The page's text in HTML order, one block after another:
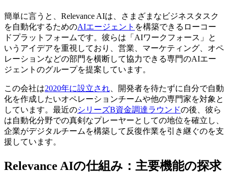
簡単に言うと、Relevance AIは、さまざまなビジネスタスク
を自動化するためのAIエージェント を構築できるローコー
ドプラットフォームです。彼らは「AIワークフォース」と
いうアイデアを重視しており、営業、マーケティング、オペ
レーションなどの部門を横断して協力できる専門のAIエー
ジェントのグループを提案しています。
この会社は2020年に設立され 、開発者を待たずに自分で自動
化を作成したいオペレーションチームや他の専門家を対象と
しています。最近のシリーズB資金調達ラウンドの後、彼ら
は自動化分野での真剣なプレーヤーとしての地位を確立し、
企業がデジタルチームを構築して反復作業を引き継ぐのを支
援しています。
Relevance AIの仕組み：主要機能の探求